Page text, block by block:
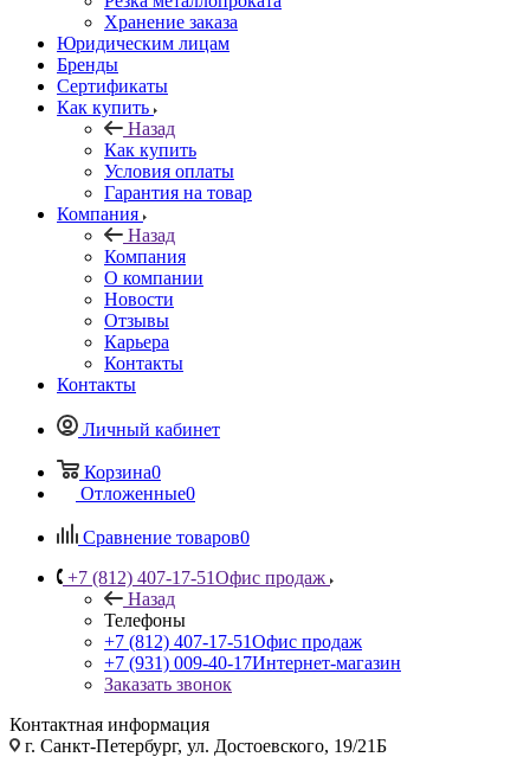
Хранение заказа
Юридическим лицам
Бренды
Сертификаты
Как купить
Назад
Как купить
Условия оплаты
Гарантия на товар
Компания
Назад
Компания
О компании
Новости
Отзывы
Карьера
Контакты
Контакты
Личный кабинет
Корзина0
Отложенные0
Сравнение товаров0
+7 (812) 407-17-51Офис продаж
Назад
Телефоны
+7 (812) 407-17-51Офис продаж
+7 (931) 009-40-17Интернет-магазин
Заказать звонок
Контактная информация
г. Санкт-Петербург, ул. Достоевского, 19/21Б